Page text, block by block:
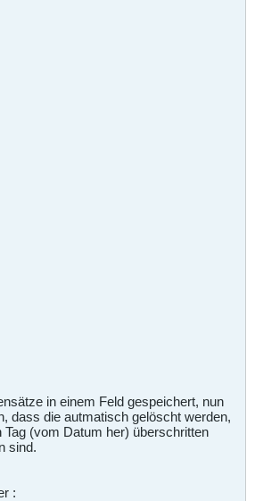
in einem Feld gespeichert, nun
dass die autmatisch gelöscht werden,
Tag (vom Datum her) überschritten
sind.
: